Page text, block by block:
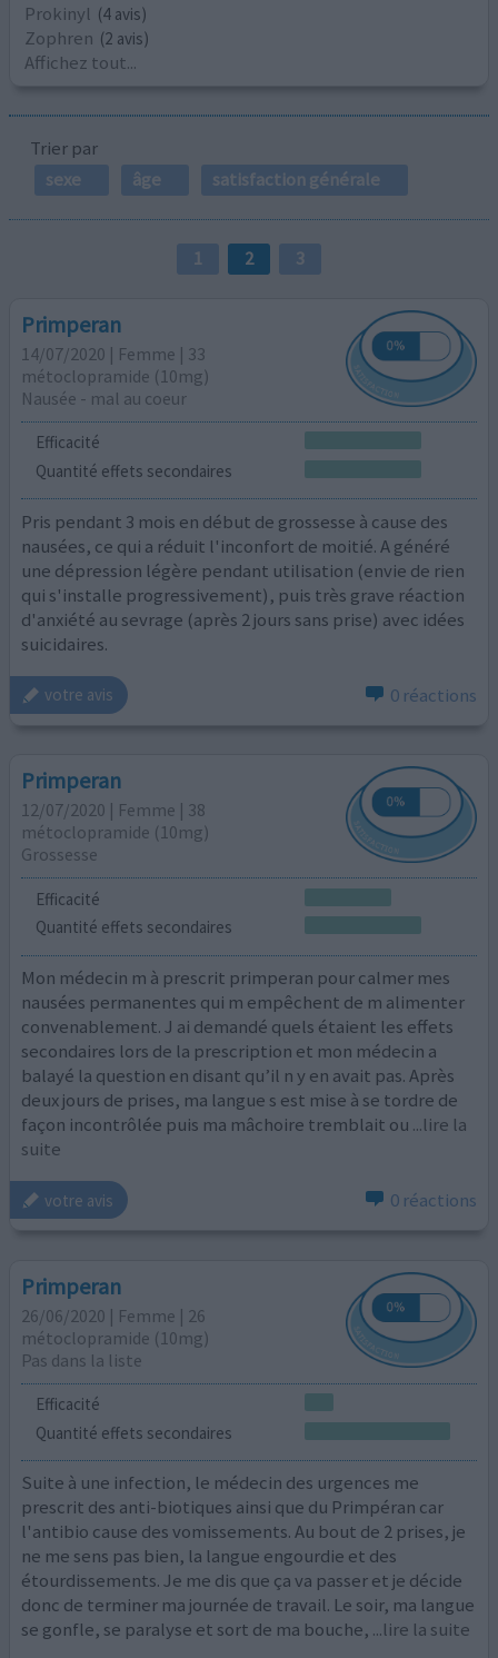
Prokinyl (4 avis)
Zophren (2 avis)
Affichez tout...
Trier par
sexe
âge satisfaction générale
1 2 3
Primperan
14/07/2020 | Femme | 33
métoclopramide (10mg)
Nausée - mal au coeur
Efficacité
Quantité effets secondaires
Pris pendant 3 mois en début de grossesse à cause des
nausées, ce qui a réduit l'inconfort de moitié. A généré
une dépression légère pendant utilisation (envie de rien
qui s'installe progressivement), puis très grave réaction
d'anxiété au sevrage (après 2 jours sans prise) avec idées
suicidaires.
votre avis 0 réactions
Primperan
12/07/2020 | Femme | 38
métoclopramide (10mg)
Grossesse
Efficacité
Quantité effets secondaires
Mon médecin m à prescrit primperan pour calmer mes
nausées permanentes qui m empêchent de m alimenter
convenablement. J ai demandé quels étaient les effets
secondaires lors de la prescription et mon médecin a
balayé la question en disant qu’il n y en avait pas. Après
deux jours de prises, ma langue s est mise à se tordre de
façon incontrôlée puis ma mâchoire tremblait ou ...lire la
suite
votre avis 0 réactions
Primperan
26/06/2020 | Femme | 26
métoclopramide (10mg)
Pas dans la liste
Efficacité
Quantité effets secondaires
Suite à une infection, le médecin des urgences me
prescrit des anti-biotiques ainsi que du Primpéran car
l'antibio cause des vomissements. Au bout de 2 prises, je
ne me sens pas bien, la langue engourdie et des
étourdissements. Je me dis que ça va passer et je décide
donc de terminer ma journée de travail. Le soir, ma langue
se gonfle, se paralyse et sort de ma bouche, ...lire la suite